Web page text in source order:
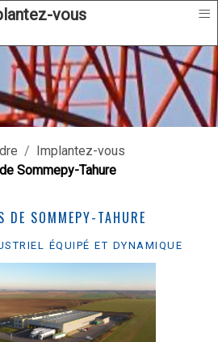
vous ≡
Implantez-vous
Sommepy-Tahure
DE SOMMEPY-TAHURE
équipé et dynamique